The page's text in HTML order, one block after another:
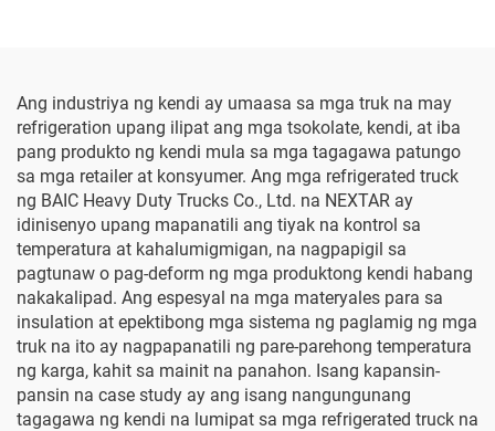
Ang industriya ng kendi ay umaasa sa mga truk na may
refrigeration upang ilipat ang mga tsokolate, kendi, at iba
pang produkto ng kendi mula sa mga tagagawa patungo
sa mga retailer at konsyumer. Ang mga refrigerated truck
ng BAIC Heavy Duty Trucks Co., Ltd. na NEXTAR ay
idinisenyo upang mapanatili ang tiyak na kontrol sa
temperatura at kahalumigmigan, na nagpapigil sa
pagtunaw o pag-deform ng mga produktong kendi habang
nakakalipad. Ang espesyal na mga materyales para sa
insulation at epektibong mga sistema ng paglamig ng mga
truk na ito ay nagpapanatili ng pare-parehong temperatura
ng karga, kahit sa mainit na panahon. Isang kapansin-
pansin na case study ay ang isang nangungunang
tagagawa ng kendi na lumipat sa mga refrigerated truck na